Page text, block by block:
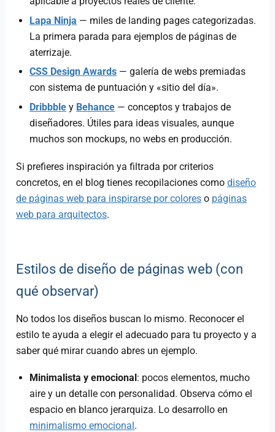
Lapa Ninja — miles de landing pages categorizadas.
La primera parada para ejemplos de páginas de
aterrizaje.
CSS Design Awards — galería de webs premiadas
con sistema de puntuación y «sitio del día».
Dribbble y Behance — conceptos y trabajos de
diseñadores. Útiles para ideas visuales, aunque
muchos son mockups, no webs en producción.
Si prefieres inspiración ya filtrada por criterios
concretos, en el blog tienes recopilaciones comodiseño
de páginas web para inspirarse por colores o páginas
web para arquitectos.
Estilos de diseño de páginas web (con
qué observar)
No todos los diseños buscan lo mismo. Reconocer el
estilo te ayuda a elegir el adecuado para tu proyecto y a
saber qué mirar cuando abres un ejemplo.
Minimalista y emocional: pocos elementos, mucho
aire y un detalle con personalidad. Observa cómo el
espacio en blanco jerarquiza. Lo desarrollo en
minimalismo emocional.